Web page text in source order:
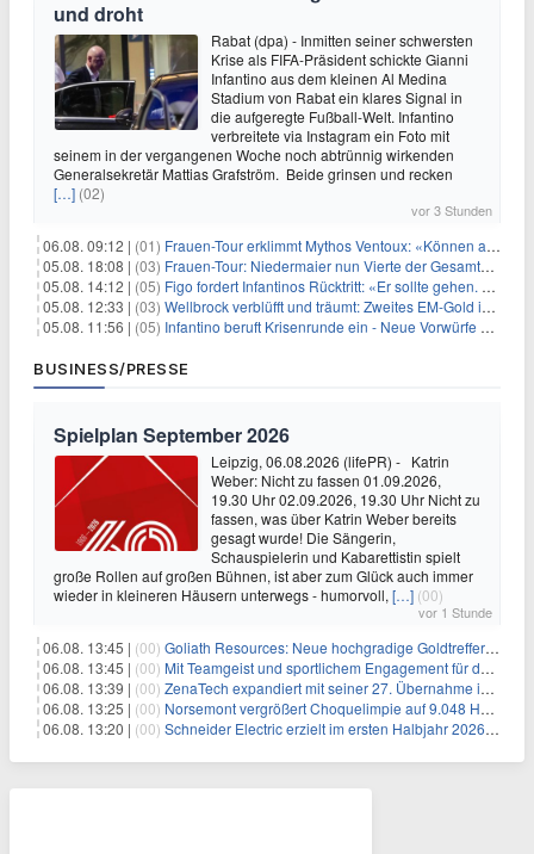
und droht
Rabat (dpa) - Inmitten seiner schwersten
Krise als FIFA-Präsident schickte Gianni
Infantino aus dem kleinen Al Medina
Stadium von Rabat ein klares Signal in
die aufgeregte Fußball-Welt. Infantino
verbreitete via Instagram ein Foto mit
seinem in der vergangenen Woche noch abtrünnig wirkenden
Generalsekretär Mattias Grafström. Beide grinsen und recken
[…] (02)
vor 3 Stunden
06.08. 09:12 | (01) Frauen-Tour erklimmt Mythos Ventoux: «Können alles schaffen»
05.08. 18:08 | (03) Frauen-Tour: Niedermaier nun Vierte der Gesamtwertung
05.08. 14:12 | (05) Figo fordert Infantinos Rücktritt: «Er sollte gehen. Jetzt»
05.08. 12:33 | (03) Wellbrock verblüfft und träumt: Zweites EM-Gold in Paris
05.08. 11:56 | (05) Infantino beruft Krisenrunde ein - Neue Vorwürfe gegen FIFA
BUSINESS/PRESSE
Spielplan September 2026
Leipzig, 06.08.2026 (lifePR) - Katrin
Weber: Nicht zu fassen 01.09.2026,
19.30 Uhr 02.09.2026, 19.30 Uhr Nicht zu
fassen, was über Katrin Weber bereits
gesagt wurde! Die Sängerin,
Schauspielerin und Kabarettistin spielt
große Rollen auf großen Bühnen, ist aber zum Glück auch immer
wieder in kleineren Häusern unterwegs - humorvoll, […] (00)
vor 1 Stunde
06.08. 13:45 | (00) Goliath Resources: Neue hochgradige Goldtreffer erweitern Surebet-Entdeckung deutlich
06.08. 13:45 | (00) Mit Teamgeist und sportlichem Engagement für den guten Zweck: REYHER spendet beim 11. UKE-Benefizlauf Rekordsumme zugunsten des Kinderschutzes
06.08. 13:39 | (00) ZenaTech expandiert mit seiner 27. Übernahme im Drone-as-a-Service-Geschäft nach Idaho und erweitert sein Angebot an drohnengestützten Serviceleistungen im Vermessungs- und Bauingenieurwesen für Kunden aus dem Regierungs- und Bausektor
06.08. 13:25 | (00) Norsemont vergrößert Choquelimpie auf 9.048 Hektar – Landpaket wächst um 57%
06.08. 13:20 | (00) Schneider Electric erzielt im ersten Halbjahr 2026 starke Fortschritte bei der Umsetzung seiner Nachhaltigkeits-Roadmap Impact 2030